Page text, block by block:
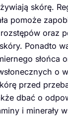
skórę.
pomoże
oraz
Ponadto
słońca
o
przed
dbać o
i minerały